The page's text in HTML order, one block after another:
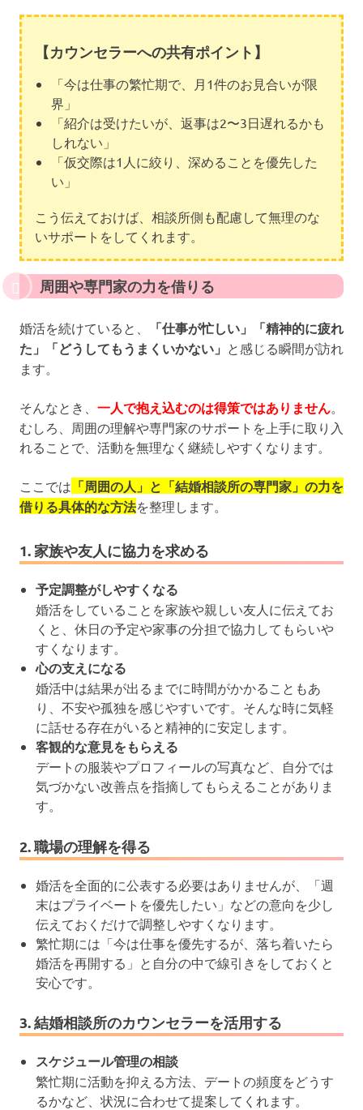
【カウンセラーへの共有ポイント】
「今は仕事の繁忙期で、月1件のお見合いが限
界」
「紹介は受けたいが、返事は2〜3日遅れるかも
しれない」
「仮交際は1人に絞り、深めることを優先した
い」
こう伝えておけば、相談所側も配慮して無理のな
いサポートをしてくれます。
周囲や専門家の力を借りる
婚活を続けていると、
「仕事が忙しい」「精神的に疲れ
た」「どうしてもうまくいかない」 と感じる瞬間が訪れ
ます。
そんなとき、 一人で抱え込むのは得策ではありません
むしろ、周囲の理解や専門家のサポートを上手に取り入
れることで、活動を無理なく継続しやすくなります。
ここでは 「周囲の人」と「結婚相談所の専門家」の力を
借りる具体的な方法を整理します。
1. 家族や友人に協力を求める
予定調整がしやすくなる
婚活をしていることを家族や親しい友人に伝えてお
くと、休日の予定や家事の分担で協力してもらいや
すくなります。
心の支えになる
婚活中は結果が出るまでに時間がかかることもあ
り、不安や孤独を感じやすいです。そんな時に気軽
に話せる存在がいると精神的に安定します。
客観的な意見をもらえる
デートの服装やプロフィールの写真など、自分では
気づかない改善点を指摘してもらえることがありま
す。
2. 職場の理解を得る
婚活を全面的に公表する必要はありませんが、「週
末はプライベートを優先したい」などの意向を少し
伝えておくだけで調整しやすくなります。
繁忙期には「今は仕事を優先するが、落ち着いたら
婚活を再開する」と自分の中で線引きをしておくと
安心です。
3. 結婚相談所のカウンセラーを活用する
スケジュール管理の相談
繁忙期に活動を抑える方法、デートの頻度をどうす
るかなど、状況に合わせて提案してくれます。